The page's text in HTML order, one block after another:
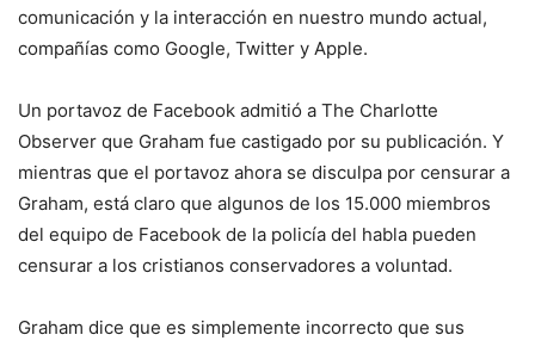
comunicación y la interacción en nuestro mundo actual,
compañías como Google, Twitter y Apple.
Un portavoz de Facebook admitió a The Charlotte
Observer que Graham fue castigado por su publicación. Y
mientras que el portavoz ahora se disculpa por censurar a
Graham, está claro que algunos de los 15.000 miembros
del equipo de Facebook de la policía del habla pueden
censurar a los cristianos conservadores a voluntad.
Graham dice que es simplemente incorrecto que sus